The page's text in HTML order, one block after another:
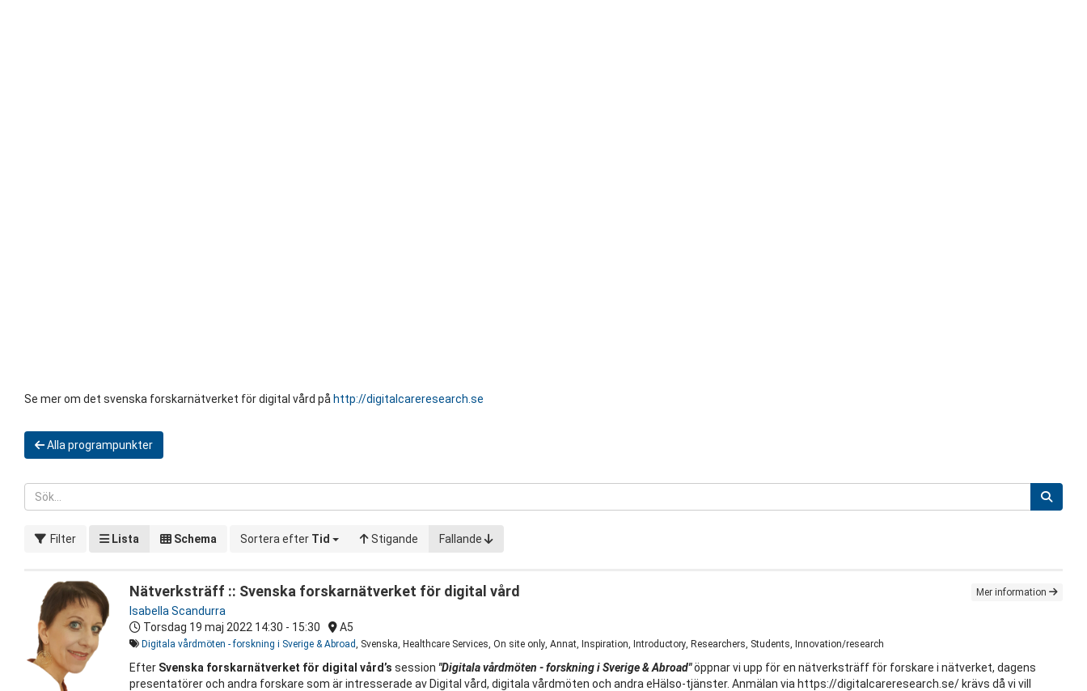
Se mer om det svenska forskarnätverket för digital vård på http://digitalcareresearch.se
Alla programpunkter
Filter Lista Schema Sortera efter Tid Stigande Fallande
Nätverksträff :: Svenska forskarnätverket för digital vård
Isabella Scandurra
Torsdag 19 maj 2022 14:30 - 15:30 A5
Digitala vårdmöten - forskning i Sverige & Abroad, Svenska, Healthcare Services, On site only, Annat, Inspiration, Introductory, Researchers, Students, Innovation/research
Mer information
Efter Svenska forskarnätverket för digital vård’s session "Digitala vårdmöten - forskning i Sverige & Abroad"öppnar vi upp för en nätverksträff för forskare i nätverket, dagens
presentatörer och andra forskare som är intresserade av Digital vård, digitala vårdmöten och andra eHälso-tjänster. Anmälan via https://digitalcareresearch.se/ krävs då vi vill